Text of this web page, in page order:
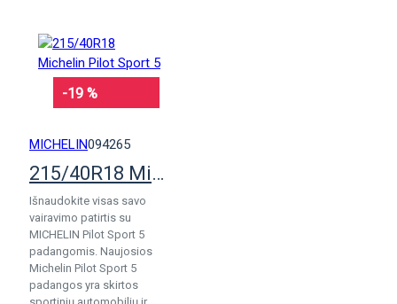
-19 %
MICHELIN094265
215/40R18 Michelin Pilot Sport 5
Išnaudokite visas savo
vairavimo patirtis su
MICHELIN Pilot Sport 5
padangomis. Naujosios
Michelin Pilot Sport 5
padangos yra skirtos